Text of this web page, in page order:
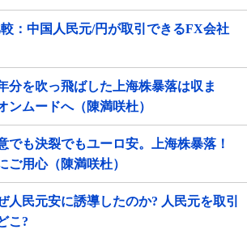
：中国人民元/円が取引できるFX会社
分を吹っ飛ばした上海株暴落は収ま
ンムードへ（陳満咲杜）
でも決裂でもユーロ安。上海株暴落！
ご用心（陳満咲杜）
人民元安に誘導したのか? 人民元を取引
こ?